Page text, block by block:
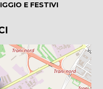
E FESTIVI